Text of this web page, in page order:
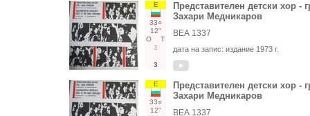
Е
33○
12"
О
Т
3
3
Представителен детски хор -
Захари Медникаров
ВЕА 1337
дата на запис: издание 1973 г.
Е
33○
12"
Представителен детски хор -
Захари Медникаров
ВЕА 1337